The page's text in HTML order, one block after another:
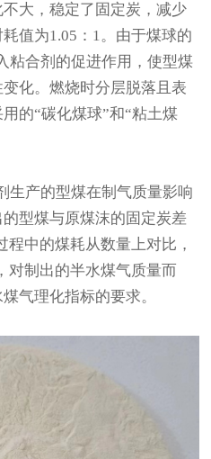
大，稳定了固定炭，减少
值为1.05：1。由于煤球的
粘合剂的促进作用，使型煤
化。燃烧时分层脱落且表
的“碳化煤球”和“粘土煤
生产的型煤在制气质量影响
型煤与原煤沫的固定炭差
中的煤耗从数量上对比，
对制出的半水煤气质量而
气理化指标的要求。